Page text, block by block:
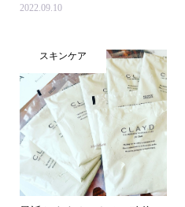
2022.09.10
スキンケア